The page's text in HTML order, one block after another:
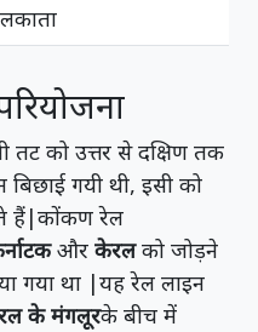
तट को उत्तर से दक्षिण तक
गयी थी, इसी को
हैं|कोंकण रेल
और केरलको जोड़ने
गया था |यह रेल लाइन
के मंगलूरके बीच में